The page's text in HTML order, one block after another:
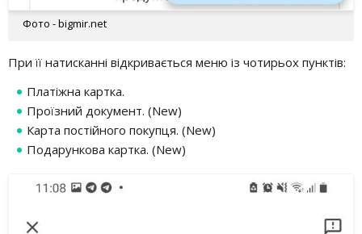
Фото - bigmir.net
При її натисканні відкривається меню із чотирьох пунктів:
Платіжна картка.
Проїзний документ. (New)
Карта постійного покупця. (New)
Подарункова картка. (New)